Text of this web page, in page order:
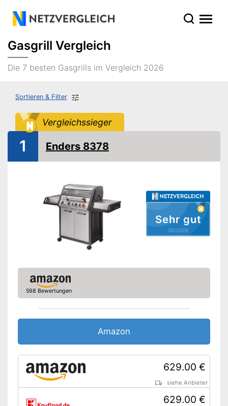
Gasgrill Vergleich
Die 7 besten Gasgrills im Vergleich 2026
Sortieren & Filter
Vergleichssieger
Sehr gut
05/2026
1 Enders 8378
598 Bewertungen
Amazon
629.00 €
siehe Anbieter
629.00 €